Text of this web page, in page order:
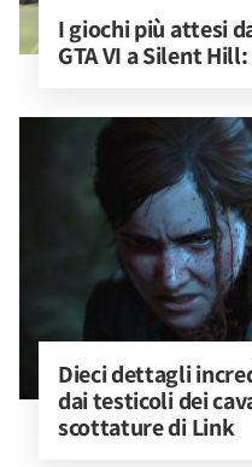
I giochi più attesi
GTA VI a Silent
Dieci dettagli
dai testicoli dei
scottature di Link